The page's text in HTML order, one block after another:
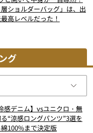
ショルダーバッグ」は、出
高レベルだった！
グ
感デニム】vsユニクロ・無
“涼感ロングパンツ”3選を
100%まで決定版